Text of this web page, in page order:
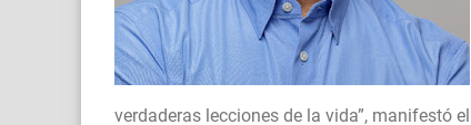
verdaderas lecciones de la vida”, manifestó